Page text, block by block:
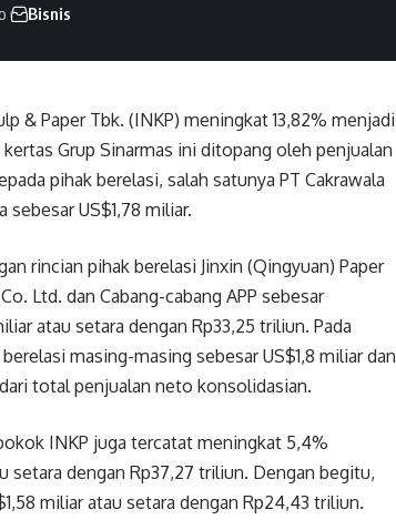
Bisnis
& Paper Tbk. (INKP) meningkat 13,82% menjadi
Grup Sinarmas ini ditopang oleh penjualan
pihak berelasi, salah satunya PT Cakrawala
sebesar US$1,78 miliar.
rincian pihak berelasi Jinxin (Qingyuan) Paper
Ltd. dan Cabang-cabang APP sebesar
atau setara dengan Rp33,25 triliun. Pada
masing-masing sebesar US$1,8 miliar dan
total penjualan neto konsolidasian.
INKP juga tercatat meningkat 5,4%
setara dengan Rp37,27 triliun. Dengan begitu,
miliar atau setara dengan Rp24,43 triliun.